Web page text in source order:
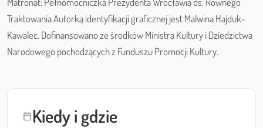
calendar_todayKiedy i gdzie
Traktowania Autorką identyfikacji graficznej jest Malwina Hajduk-
Kawalec. Dofinansowano ze środków Ministra Kultury i Dziedzictwa
Narodowego pochodzących z Funduszu Promocji Kultury.